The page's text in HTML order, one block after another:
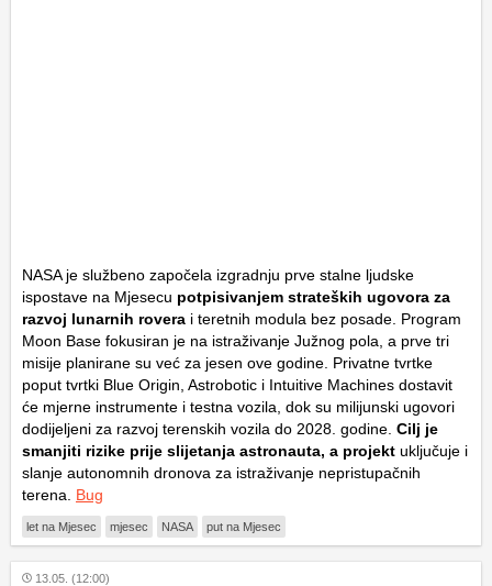
NASA je službeno započela izgradnju prve stalne ljudske
ispostave na Mjesecu potpisivanjem strateških ugovora za
razvoj lunarnih rovera i teretnih modula bez posade. Program
Moon Base fokusiran je na istraživanje Južnog pola, a prve tri
misije planirane su već za jesen ove godine. Privatne tvrtke
poput tvrtki Blue Origin Astrobotic i Intuitive Machines dostavit
će mjerne instrumente i testna vozila, dok su milijunski ugovori
dodijeljeni za razvoj terenskih vozila do 2028. godine. Cilj je
smanjiti rizike prije slijetanja astronauta, a projekt uključuje i
slanje autonomnih dronova za istraživanje nepristupačnih
terena. Bug
let na Mjesec mjesec NASA put na Mjesec
13.05. (12:00)